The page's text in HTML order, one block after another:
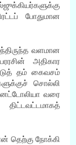
போதுமான
வளமான
அதிகார
தம் கைவசம்
சொல்லி
வரை
திட்டவட்டமாகத்
தெற்கு நோக்கி